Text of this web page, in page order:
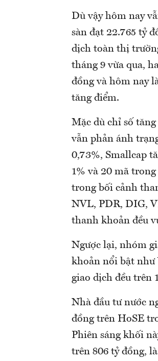
Dù vậy hôm nay
sàn đạt 22.765 tỷ
dịch toàn thị
tháng 9 vừa qua,
đồng và hôm nay
tăng điểm.
Mặc dù chỉ số
vẫn phản ánh
0,73%, Smallcap
1% và 20 mã
trong bối cảnh
NVL, PDR, DIG,
thanh khoản đều
Ngược lại, nhóm
khoản nổi bật như
giao dịch đều trên
Nhà đầu tư nước
đồng trên HoSE
Phiên sáng khối
trên 806 tỷ đồng,